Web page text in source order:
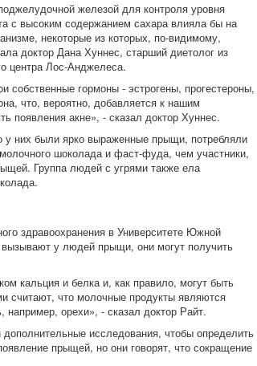
железой для контроля уровня
с высоким содержанием сахара влияла бы на
некоторые из которых, по-видимому,
доктор Дана Хуннес, старший диетолог из
центра Лос-Анджелеса.
гормоны - эстрогены, прогестероны,
что, вероятно, добавляется к нашим
появления акне», - сказал доктор Хуннес.
у них были ярко выраженные прыщи, потребляли
шоколада и фаст-фуда, чем участники,
Группа людей с угрями также ела
здравоохранения в Университете Южной
у людей прыщи, они могут получить
кальция и белка и, как правило, могут быть
считают, что молочные продукты являются
например, орехи», - сказал доктор Райт.
исследования, чтобы определить
прыщей, но они говорят, что сокращение